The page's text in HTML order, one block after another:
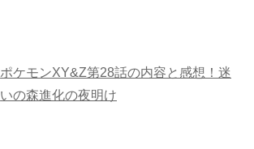
ポケモンXY&Z第28話の内容と感想！迷
いの森進化の夜明け